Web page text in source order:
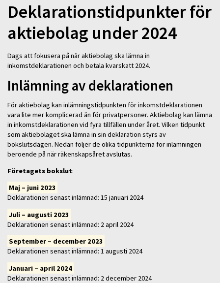
Deklarationstidpunkter för
aktiebolag under 2024
Dags att fokusera på när aktiebolag ska lämna in
inkomstdeklarationen och betala kvarskatt 2024.
Inlämning av deklarationen
För aktiebolag kan inlämningstidpunkten för inkomstdeklarationen
vara lite mer komplicerad än för privatpersoner. Aktiebolag kan lämna
in inkomstdeklarationen vid fyra tillfällen under året. Vilken tidpunkt
som aktiebolaget ska lämna in sin deklaration styrs av
bokslutsdagen. Nedan följer de olika tidpunkterna för inlämningen
beroende på när räkenskapsåret avslutas.
Företagets bokslut:
Maj – juni 2023
Deklarationen senast inlämnad: 15 januari 2024
Juli – augusti 2023
Deklarationen senast inlämnad: 2 april 2024
September – december 2023
Deklarationen senast inlämnad: 1 augusti 2024
Januari – april 2024
Deklarationen senast inlämnad: 2 december 2024